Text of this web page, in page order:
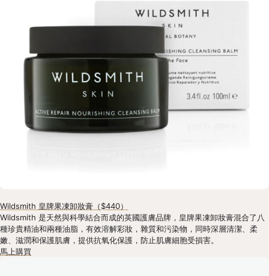
Wildsmith 皇牌果凍卸妝膏（$440）
Wildsmith 是天然與科學結合而成的英國護膚品牌，皇牌果凍卸妝膏混合了八
種珍貴精油和兩種油脂，有效溶解彩妝，雜質和污染物，同時深層清潔、柔
嫩、滋潤和保護肌膚，提供抗氧化保護，防止肌膚細胞受損害。
馬上購買